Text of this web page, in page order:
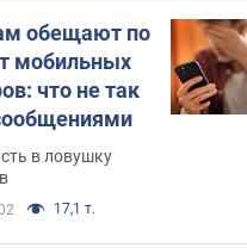
обещают по
мобильных
что не так
в ловушку
17,1 т.